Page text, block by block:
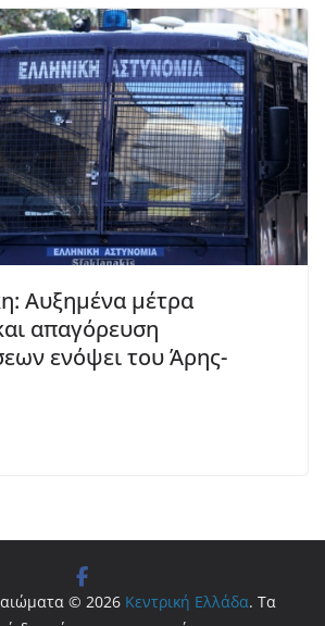
Αυξημένα μέτρα
απαγόρευση
ενόψει του Άρης-
© 2026 Κεντρική Ελλάδα. Τα